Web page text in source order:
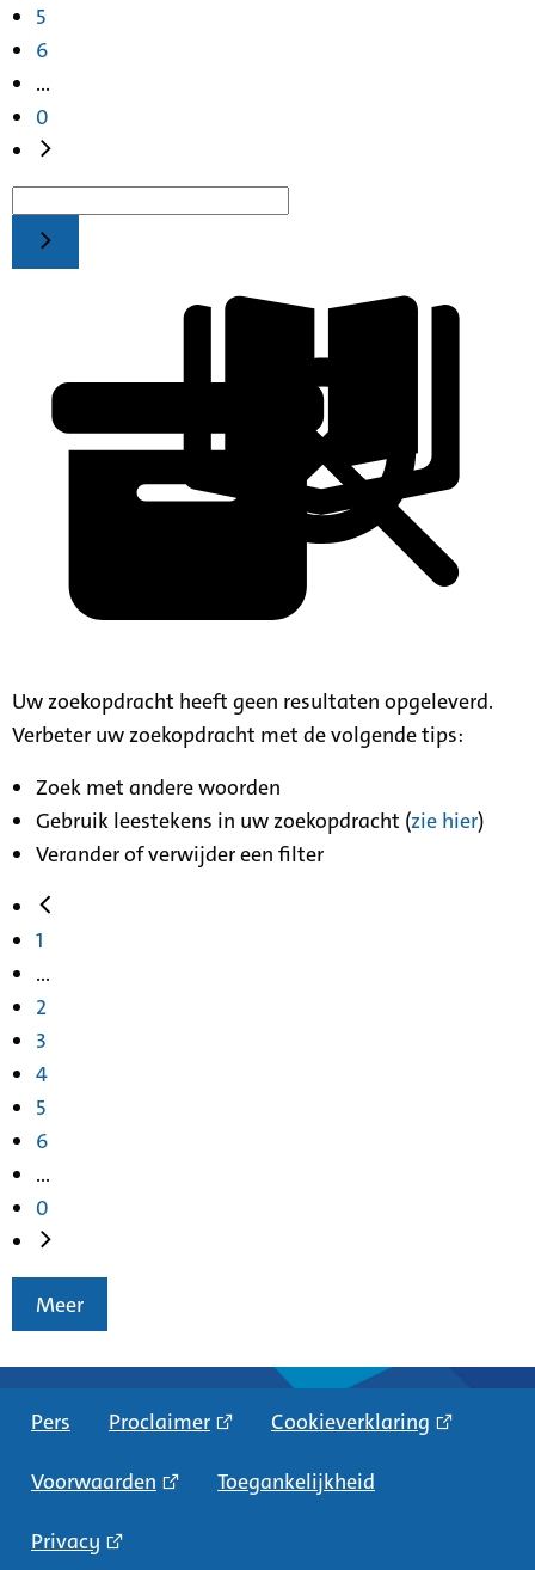
5
6
...
0
Uw zoekopdracht heeft geen resultaten opgeleverd.
Verbeter uw zoekopdracht met de volgende tips:
Zoek met andere woorden
Gebruik leestekens in uw zoekopdracht (zie hier)
Verander of verwijder een filter
1
...
2
3
4
5
6
...
0
Meer
Pers Proclaimer Cookieverklaring
Voorwaarden Toegankelijkheid
Privacy